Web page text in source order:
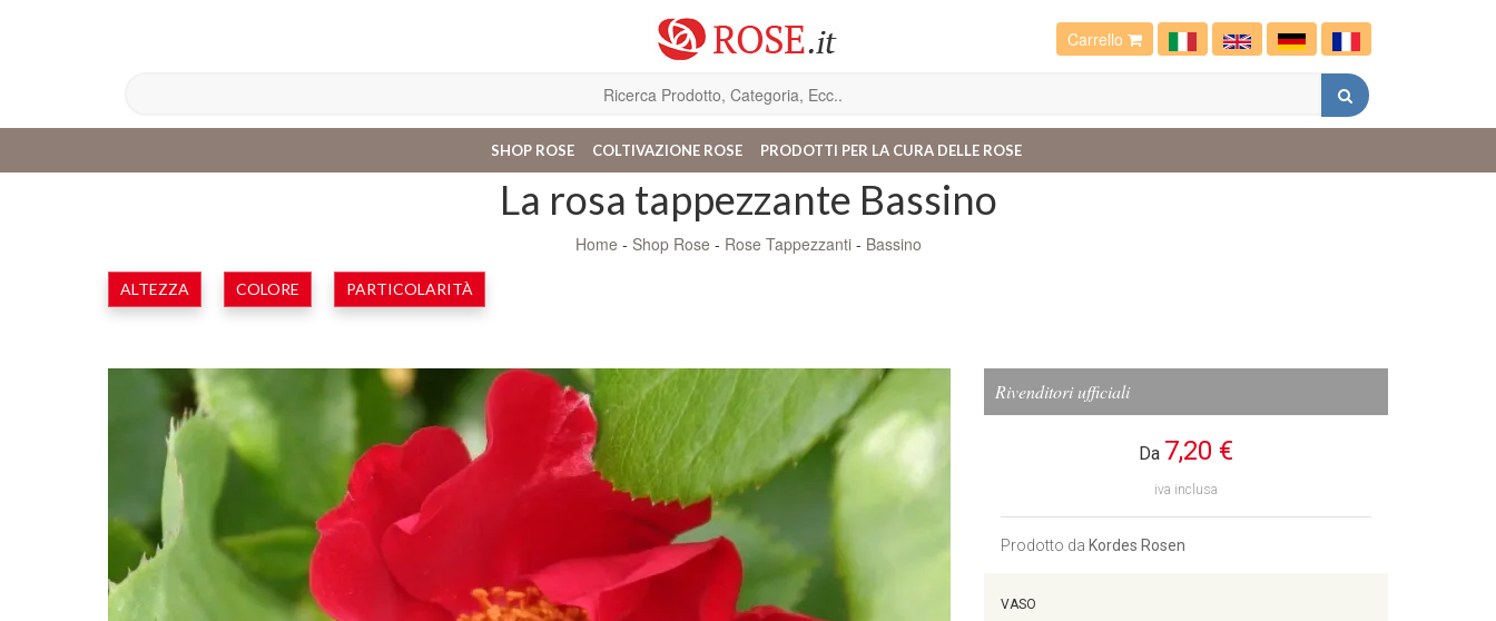
Carrello
SHOP ROSE COLTIVAZIONE ROSE PRODOTTI PER LA CURA DELLE ROSE
La rosa tappezzante Bassino
Home - Shop Rose - Rose Tappezzanti - Bassino
ALTEZZA COLORE PARTICOLARITÀ
Rivenditori ufficiali
Da 7,20 €
iva inclusa
Prodotto da Kordes Rosen
VASO